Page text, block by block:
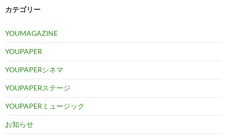
カテゴリー
YOUMAGAZINE
YOUPAPER
YOUPAPERシネマ
YOUPAPERステージ
YOUPAPERミュージック
お知らせ